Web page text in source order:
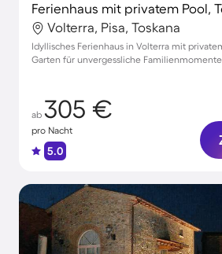
Volterra, Pisa, Toskana
Idyllisches Ferienhaus in Volterra mit
Garten für unvergessliche
ab 305 €
pro Nacht
5.0